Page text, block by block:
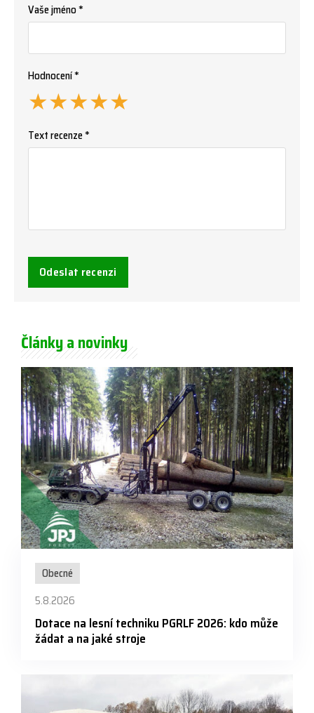
Vaše jméno *
Hodnocení *
★
★
★
★
★
Text recenze *
Odeslat recenzi
Články a novinky
Obecné
5.8.2026
Dotace na lesní techniku PGRLF 2026: kdo může
žádat a na jaké stroje